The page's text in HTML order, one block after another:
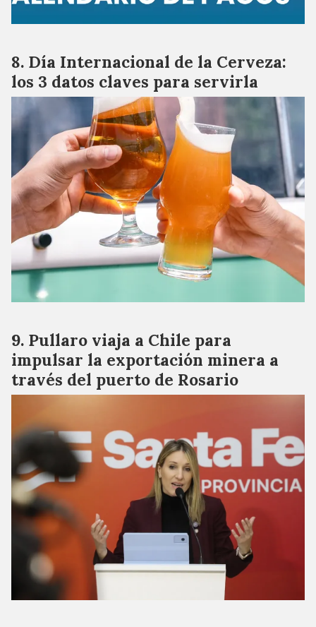
Día Internacional de la Cerveza:
los 3 datos claves para servirla
Pullaro viaja a Chile para
impulsar la exportación minera a
través del puerto de Rosario